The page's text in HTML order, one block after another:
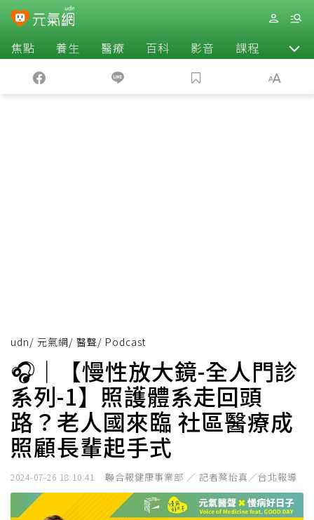
焦點 養生 醫療 百科 影音 課程 退休
udn/ 元氣網/ 醫聲/ Podcast
🎧｜【慢性放大鏡-全人門診
系列-1】照護體系走回頭
路？老人國來臨 社區醫療成
照顧長輩起手式
2024-07-26 18:10:41 聯合報健康事業部 ／ 記者蔡怡真／台北報導